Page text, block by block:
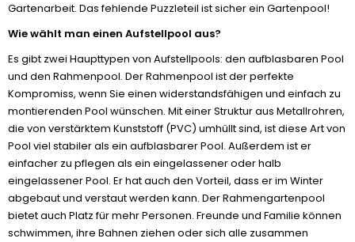
Gartenarbeit. Das fehlende Puzzleteil ist sicher ein Gartenpool!
Wie wählt man einen Aufstellpool aus?
Es gibt zwei Haupttypen von Aufstellpools: den aufblasbaren Pool
und den Rahmenpool. Der Rahmenpool ist der perfekte
Kompromiss, wenn Sie einen widerstandsfähigen und einfach zu
montierenden Pool wünschen. Mit einer Struktur aus Metallrohren,
die von verstärktem Kunststoff (PVC) umhüllt sind, ist diese Art von
Pool viel stabiler als ein aufblasbarer Pool. Außerdem ist er
einfacher zu pflegen als ein eingelassener oder halb
eingelassener Pool. Er hat auch den Vorteil, dass er im Winter
abgebaut und verstaut werden kann. Der Rahmengartenpool
bietet auch Platz für mehr Personen. Freunde und Familie können
schwimmen, ihre Bahnen ziehen oder sich alle zusammen